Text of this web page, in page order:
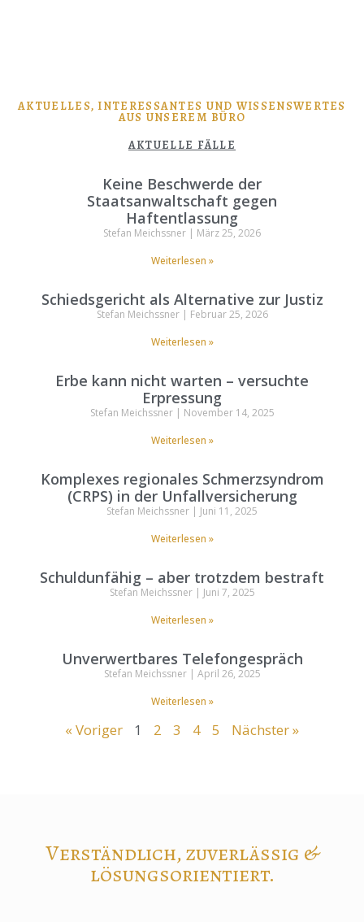
AKTUELLES, INTERESSANTES UND WISSENSWERTES
AUS UNSEREM BÜRO
AKTUELLE FÄLLE
Keine Beschwerde der
Staatsanwaltschaft gegen
Haftentlassung
Stefan Meichssner
März 25, 2026
Weiterlesen »
Schiedsgericht als Alternative zur Justiz
Stefan Meichssner
Februar 25, 2026
Weiterlesen »
Erbe kann nicht warten – versuchte
Erpressung
Stefan Meichssner
November 14, 2025
Weiterlesen »
Komplexes regionales Schmerzsyndrom
(CRPS) in der Unfallversicherung
Stefan Meichssner
Juni 11, 2025
Weiterlesen »
Schuldunfähig – aber trotzdem bestraft
Stefan Meichssner
Juni 7, 2025
Weiterlesen »
Unverwertbares Telefongespräch
Stefan Meichssner
April 26, 2025
Weiterlesen »
« Voriger 1 2 3 4 5 Nächster »
Verständlich, zuverlässig &
lösungsorientiert.